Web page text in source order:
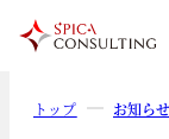
トップ お知ら